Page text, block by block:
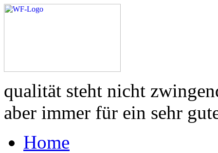
qualität steht nicht
aber immer für ein sehr
Home